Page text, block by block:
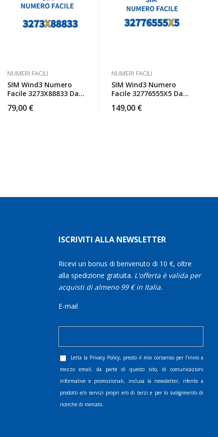
NUMERI FACILI
SIM Wind3 Numero
Facile 3273X88833 Da
79,00 €
NUMERI FACILI
SIM Wind3 Numero
Facile 32776555X5 Da
149,00 €
ISCRIVITI ALLA NEWSLETTER
Ricevi un bonus di benvenuto di 10 €, oltre
alla spedizione gratuita. L'offerta è valida per
acquisti di almeno 99 € in Italia.
E-mail
Letta la Privacy Policy, presto il mio consenso per l’invio a
mezzo email, da parte di questo sito, di comunicazioni
informative e promozionali, inclusa la newsletter, riferite a
prodotti e/o servizi propri e/o di terzi e per lo svolgimento di
ricerche di mercato.